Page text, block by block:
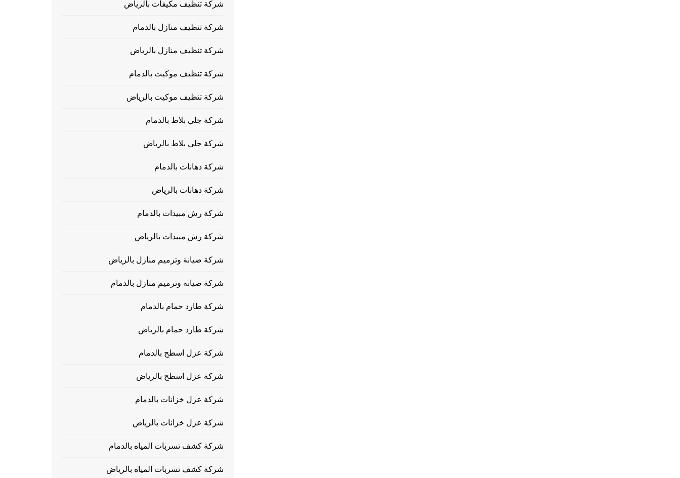
شركة تنظيف مكيفات بالرياض
شركة تنظيف منازل بالدمام
شركة تنظيف منازل بالرياض
شركة تنظيف موكيت بالدمام
شركة تنظيف موكيت بالرياض
شركة جلي بلاط بالدمام
شركة جلي بلاط بالرياض
شركة دهانات بالدمام
شركة دهانات بالرياض
شركة رش مبيدات بالدمام
شركة رش مبيدات بالرياض
شركة صيانة وترميم منازل بالرياض
شركة صيانه وترميم منازل بالدمام
شركة طارد حمام بالدمام
شركة طارد حمام بالرياض
شركة عزل اسطح بالدمام
شركة عزل اسطح بالرياض
شركة عزل خزانات بالدمام
شركة عزل خزانات بالرياض
شركة كشف تسربات المياه بالدمام
شركة كشف تسربات المياه بالرياض